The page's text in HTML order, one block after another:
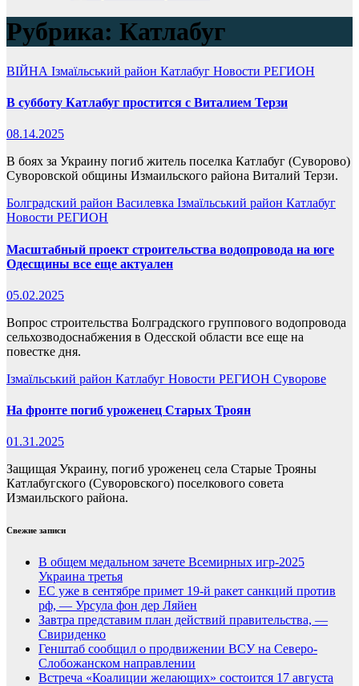
Рубрика: Катлабуг
ВІЙНА Ізмаїльський район Катлабуг Новости РЕГИОН
В субботу Катлабуг простится с Виталием Терзи
08.14.2025
В боях за Украину погиб житель поселка Катлабуг (Суворово)
Суворовской общины Измаильского района Виталий Терзи.
Болградский район Василевка Ізмаїльський район Катлабуг
Новости РЕГИОН
Масштабный проект строительства водопровода на юге
Одесщины все еще актуален
05.02.2025
Вопрос строительства Болградского группового водопровода
сельхозводоснабжения в Одесской области все еще на
повестке дня.
Ізмаїльський район Катлабуг Новости РЕГИОН Суворове
На фронте погиб уроженец Старых Троян
01.31.2025
Защищая Украину, погиб уроженец села Старые Трояны
Катлабугского (Суворовского) поселкового совета
Измаильского района.
Свежие записи
В общем медальном зачете Всемирных игр-2025
Украина третья
ЕС уже в сентябре примет 19-й ракет санкций против
рф, — Урсула фон дер Ляйен
Завтра представим план действий правительства, —
Свириденко
Генштаб сообщил о продвижении ВСУ на Северо-
Слобожанском направлении
Встреча «Коалиции желающих» состоится 17 августа